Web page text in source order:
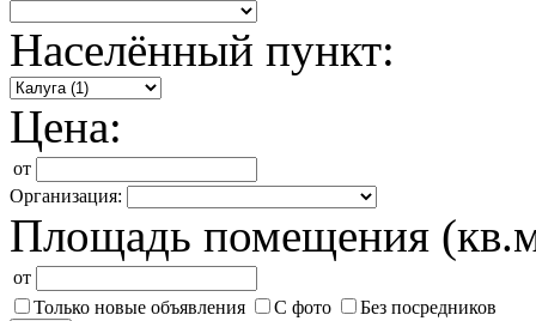
Населённый пункт:
Цена:
от
Организация:
Площадь помещения
от
Только новые объявления
С фото Без посредников